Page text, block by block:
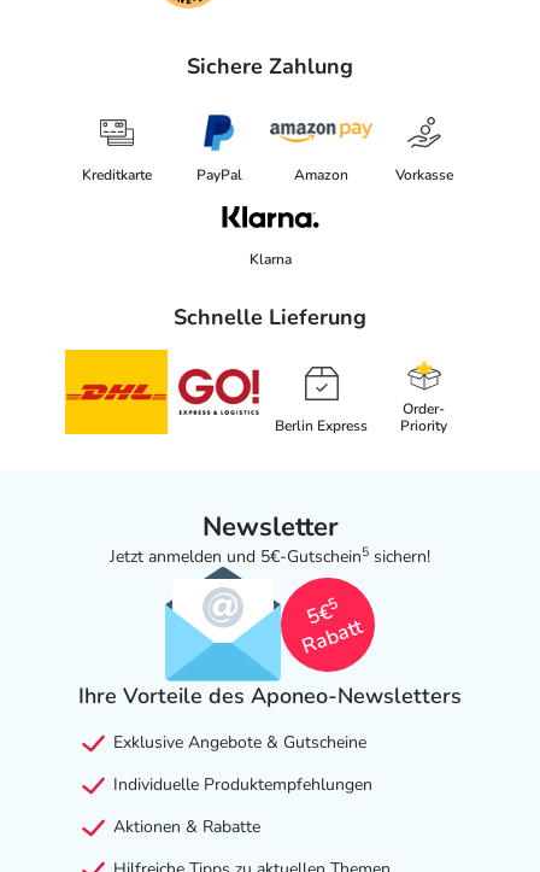
Sichere Zahlung
Kreditkarte PayPal Amazon Vorkasse
Klarna
Schnelle Lieferung
Berlin Express
Order-
Priority
Newsletter
Jetzt anmelden und 5€-Gutschein5 sichern!
5€
5
Rabatt
Ihre Vorteile des Aponeo-Newsletters
Exklusive Angebote & Gutscheine
Individuelle Produktempfehlungen
Aktionen & Rabatte